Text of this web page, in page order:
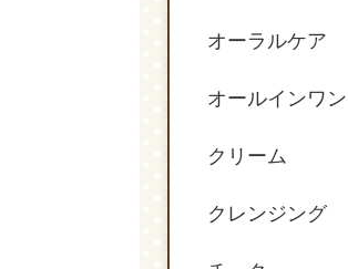
オーラルケア
オールインワン
クリーム
クレンジング